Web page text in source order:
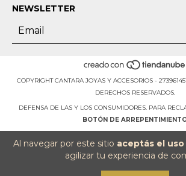
Al navegar por este sitio aceptás el
agilizar tu experiencia de
NEWSLETTER
COPYRIGHT CANTARA JOYAS Y ACCESORIOS -
DERECHOS RESERVADOS.
DEFENSA DE LAS Y LOS CONSUMIDORES. PARA
BOTÓN DE